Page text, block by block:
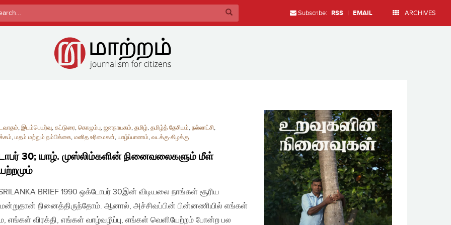
Subscribe: RSS | EMAIL ARCHIVES
, இடம்பெயர்வு, கட்டுரை, கொழும்பு, ஜனநாயகம், தமிழ், தமிழ்த் தேசியம், நல்லாட்சி,
, மதம் மற்றும் நம்பிக்கை, மனித உரிமைகள், யாழ்ப்பாணம், வடக்கு-கிழக்கு
30; யாழ். முஸ்லிம்களின் நினைவலைகளும் மீள்
BRIEF 1990 ஒக்டோபர் 30இன் விடியலை நாங்கள் சூரிய
நினைத்திருந்தோம். ஆனால், அச்சிவப்பின் பின்னணியில் எங்கள்
எங்கள் விரக்தி, எங்கள் வாழ்வழிப்பு, எங்கள் வெளியேற்றம் போன்ற பல